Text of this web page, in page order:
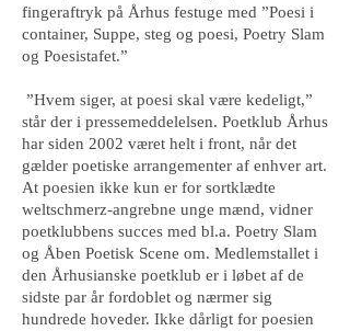
fingeraftryk på Århus festuge med ”Poesi i
container, Suppe, steg og poesi, Poetry Slam
og Poesistafet.”
”Hvem siger, at poesi skal være kedeligt,”
står der i pressemeddelelsen. Poetklub Århus
har siden 2002 været helt i front, når det
gælder poetiske arrangementer af enhver art.
At poesien ikke kun er for sortklædte
weltschmerz-angrebne unge mænd, vidner
poetklubbens succes med bl.a. Poetry Slam
og Åben Poetisk Scene om. Medlemstallet i
den Århusianske poetklub er i løbet af de
sidste par år fordoblet og nærmer sig
hundrede hoveder. Ikke dårligt for poesien